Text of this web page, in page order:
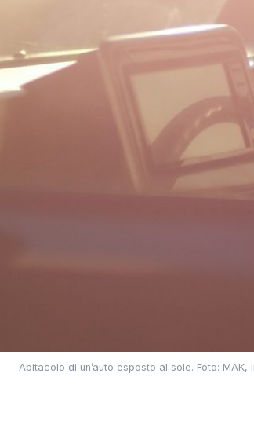
Abitacolo di un’auto esposto al sole. Foto: MAK,